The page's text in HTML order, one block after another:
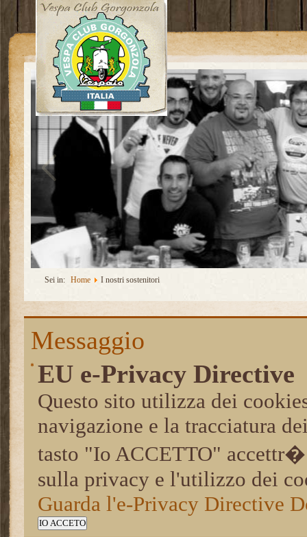
Sei in: Home I nostri sostenitori
Messaggio
EU e-Privacy Directive
Questo sito utilizza dei
navigazione e la tracciatura
tasto "Io ACCETTO"
sulla privacy e l'utilizzo dei
Guarda l'e-Privacy Directive
IO ACCETO